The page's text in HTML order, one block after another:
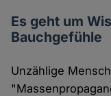
Es geht um
Bauchgefühle
Unzählige